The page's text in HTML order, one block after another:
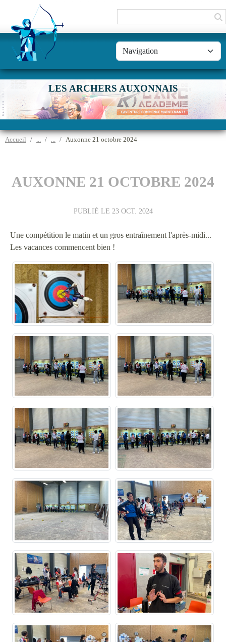
LES ARCHERS AUXONNAIS
Accueil Auxonne 21 octobre 2024
AUXONNE 21 OCTOBRE 2024
PUBLIÉ LE 23 OCT. 2024
Une compétition le matin et un gros entraînement l'après-midi...
Les vacances commencent bien !
Panneau de gestion des cookies